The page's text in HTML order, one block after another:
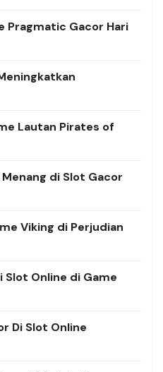
Pragmatic Gacor Hari
Lautan Pirates of
di Slot Gacor
Viking di Perjudian
Slot Online di Game
Di Slot Online